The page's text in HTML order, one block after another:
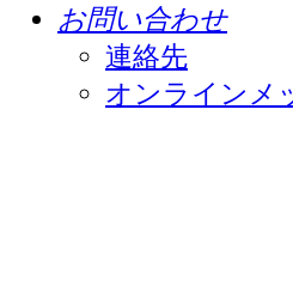
お問い合わせ
連絡先
オンラインメ